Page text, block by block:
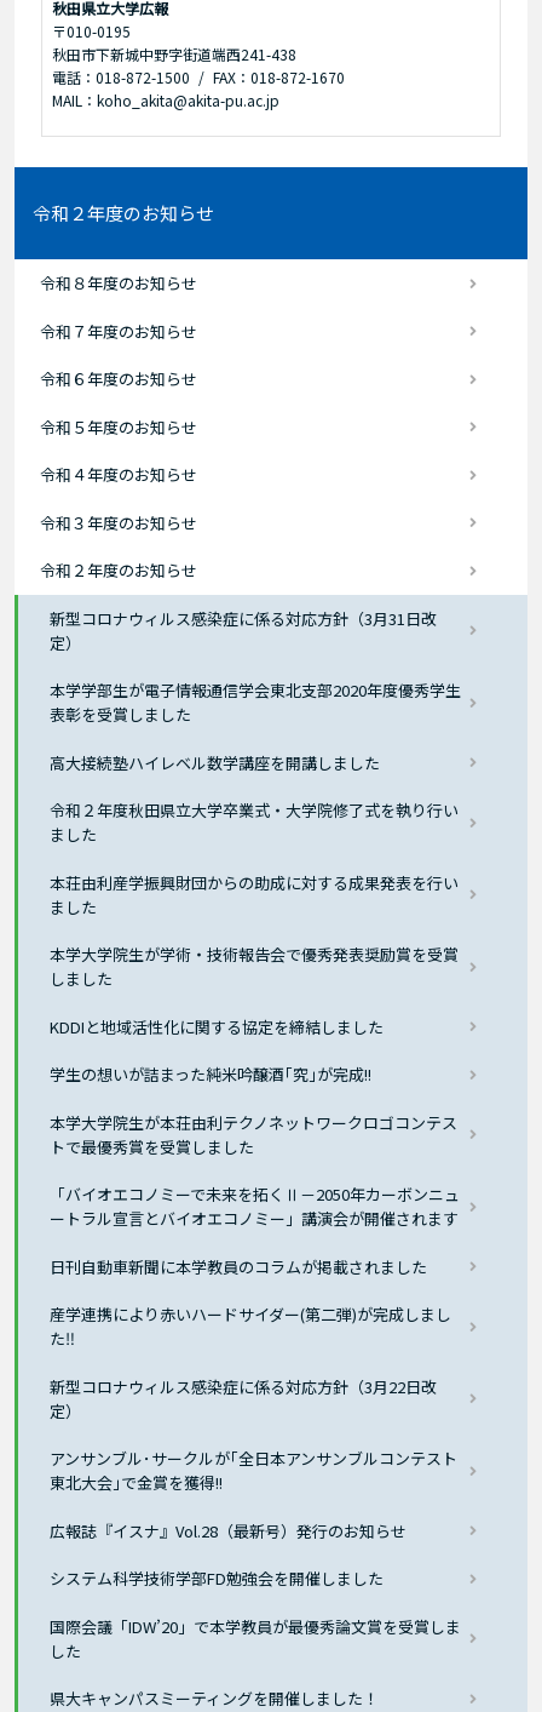
秋田県立大学広報
〒010-0195
秋田市下新城中野字街道端西241-438
電話：018-872-1500
FAX：018-872-1670
MAIL：koho_akita@akita-pu.ac.jp
令和２年度のお知らせ
令和８年度のお知らせ
令和７年度のお知らせ
令和６年度のお知らせ
令和５年度のお知らせ
令和４年度のお知らせ
令和３年度のお知らせ
令和２年度のお知らせ
新型コロナウィルス感染症に係る対応方針（3月31日改
定）
本学学部生が電子情報通信学会東北支部2020年度優秀学生
表彰を受賞しました
高大接続塾ハイレベル数学講座を開講しました
令和２年度秋田県立大学卒業式・大学院修了式を執り行い
ました
本荘由利産学振興財団からの助成に対する成果発表を行い
ました
本学大学院生が学術・技術報告会で優秀発表奨励賞を受賞
しました
KDDIと地域活性化に関する協定を締結しました
学生の想いが詰まった純米吟醸酒｢究｣が完成!!
本学大学院生が本荘由利テクノネットワークロゴコンテス
トで最優秀賞を受賞しました
「バイオエコノミーで未来を拓くⅡ－2050年カーボンニュ
ートラル宣言とバイオエコノミー」講演会が開催されます
日刊自動車新聞に本学教員のコラムが掲載されました
産学連携により赤いハードサイダー(第二弾)が完成しまし
た‼
新型コロナウィルス感染症に係る対応方針（3月22日改
定）
アンサンブル･サークルが｢全日本アンサンブルコンテスト
東北大会｣で金賞を獲得!!
広報誌『イスナ』Vol.28（最新号）発行のお知らせ
システム科学技術学部FD勉強会を開催しました
国際会議「IDW’20」で本学教員が最優秀論文賞を受賞しま
した
県大キャンパスミーティングを開催しました！